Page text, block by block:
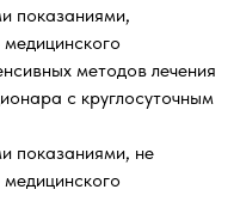
показаниями,
методов лечения
с круглосуточным
показаниями, не